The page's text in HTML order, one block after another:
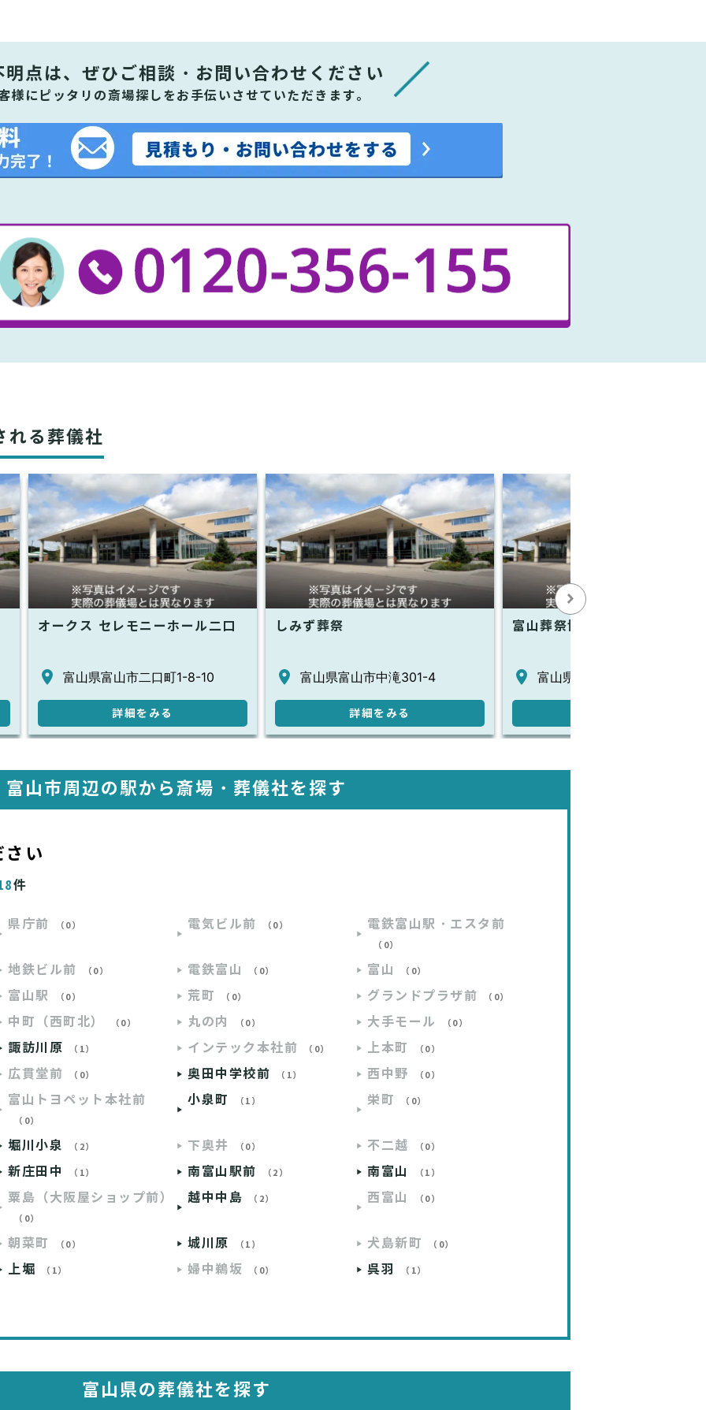
明点は、ぜひ ご相談・お問い合わせください
様にピッタリの斎場探しをお手伝いさせていただきます。
れる葬儀社
オークス セレモニーホール二口
富山県富山市二口町1-8-10
詳細をみる
しみず葬祭
富山県富山市中滝301-4
詳細をみる
富山葬祭協業組合 湯口営業所
富山県富山市室町通り1-4-14
富山市周辺の駅から斎場・葬儀社を探す
い
件
県庁前 （0） 電気ビル前 （0） 電鉄富山駅・エスタ前
（0）
地鉄ビル前 （0） 電鉄富山 （0） 富山 （0）
富山駅 （0） 荒町 （0） グランドプラザ前 （0）
中町（西町北） （0） 丸の内 （0） 大手モール （0）
諏訪川原 （1） インテック本社前 （0） 上本町 （0）
広貫堂前 （0） 奥田中学校前 （1） 西中野 （0）
富山トヨペット本社前
（0）
小泉町 （1） 栄町 （0）
堀川小泉 （2） 下奥井 （0） 不二越 （0）
新庄田中 （1） 南富山駅前 （2） 南富山 （1）
粟島（大阪屋ショップ前）
（0）
越中中島 （2） 西富山 （0）
朝菜町 （0） 城川原 （1） 犬島新町 （0）
上堀 （1） 婦中鵜坂 （0） 呉羽 （1）
富山県の葬儀社を探す